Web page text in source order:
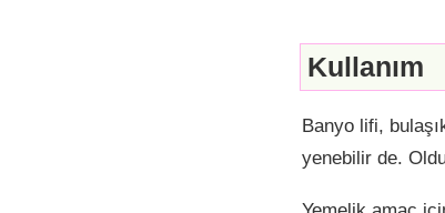
Kullanım
Banyo lifi,
yenebilir de.